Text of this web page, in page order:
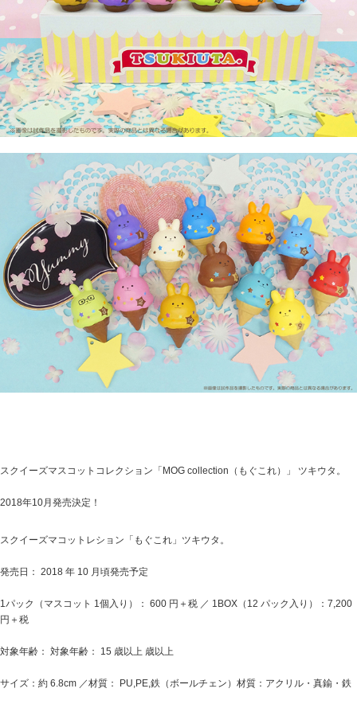
スクイーズマスコットコレクション「MOG collection（もぐこれ）」 ツキウタ。
2018年10月発売決定！
スクイーズマコットレション「もぐこれ」ツキウタ。
発売日： 2018 年 10 月頃発売予定
1パック（マスコット 1個入り）： 600 円＋税 ／ 1BOX（12 パック入り）：7,200
円＋税
対象年齢： 対象年齢： 15 歳以上 歳以上
サイズ：約 6.8cm ／材質： PU,PE,鉄（ボールチェン）材質：アクリル・真鍮・鉄